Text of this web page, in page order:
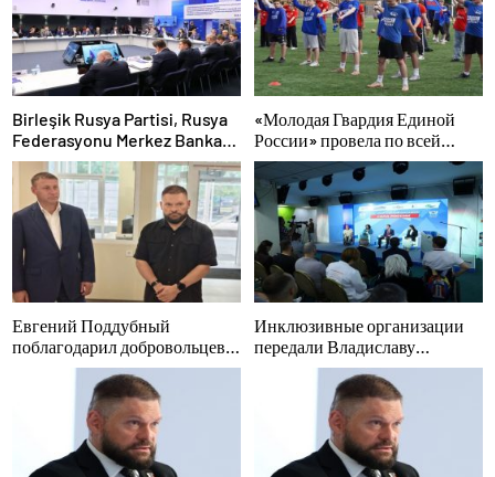
Birleşik Rusya Partisi, Rusya
Federasyonu Merkez Bankası
ve iş arama hizmeti
SuperJob, Sovyet Askeri
Bölgesi gazilerinin istihdamı
için Rusya’da ilk uzmanlaşmış
platformu oluşturacak
«Молодая Гвардия Единой
России» провела по всей
стране мероприятия ко Дню
физкультурника
Евгений Поддубный
поблагодарил добровольцев
Белгородской области за
мужество в спасении
пострадавших от обстрелов
Инклюзивные организации
передали Владиславу
Головину предложения в
новую Народную программу
«Единой России»